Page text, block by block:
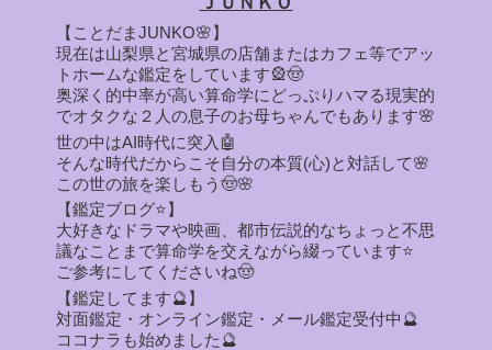
【ことだまJUNKO🌸】
現在は山梨県と宮城県の店舗またはカフェ等でアッ
トホームな鑑定をしています🎡🤠
奥深く的中率が高い算命学にどっぷりハマる現実的
でオタクな２人の息子のお母ちゃんでもあります🌸
世の中はAI時代に突入🤖
そんな時代だからこそ自分の本質(心)と対話して🌸
この世の旅を楽しもう🤠🌸
【鑑定ブログ⭐】
大好きなドラマや映画、都市伝説的なちょっと不思
議なことまで算命学を交えながら綴っています⭐
ご参考にしてくださいね🤠
【鑑定してます🔮】
対面鑑定・オンライン鑑定・メール鑑定受付中🔮
ココナラも始めました🔮